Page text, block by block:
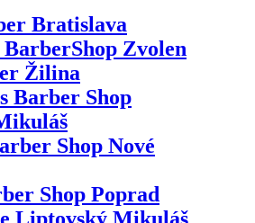
Bratislava
Zvolen
Žilina
Barber Shop
Shop Nové
Shop Poprad